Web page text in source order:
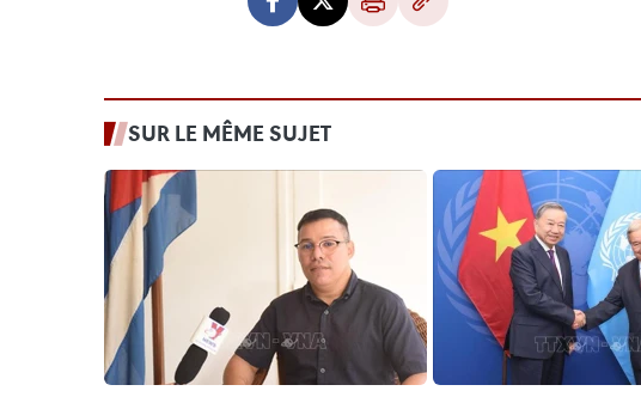
SUR LE MÊME SUJET